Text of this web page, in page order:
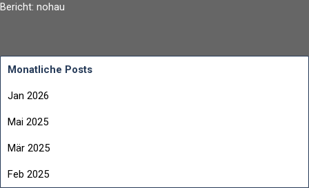
Bericht: nohau
Monatliche Posts
Jan 2026
Mai 2025
Mär 2025
Feb 2025